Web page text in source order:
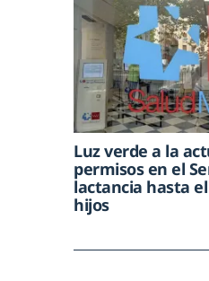
Luz verde a la
permisos en el
lactancia hasta
hijos